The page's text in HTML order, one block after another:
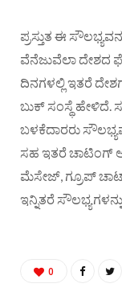
ಪ್ರಸ್ತುತ ಈ
ವೆನೆಜುವೆಲಾ ದೇಶದ
ದಿನಗಳಲ್ಲಿ ಇತರೆ
ಬುಕ್ ಸಂಸ್ಥೆ ಹೇಳಿದೆ.
ಬಳಕೆದಾರರು
ಸಹ ಇತರೆ ಚಾಟಿಂಗ್
ಮೆಸೇಜ್, ಗ್ರೂಪ್
ಇನ್ನಿತರೆ
0